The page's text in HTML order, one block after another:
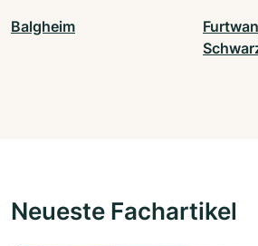
Balgheim
Neueste Fachartikel